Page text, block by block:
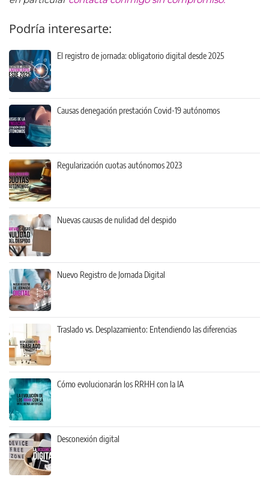
Podría interesarte:
El registro de jornada: obligatorio digital desde 2025
Causas denegación prestación Covid-19 autónomos
Regularización cuotas autónomos 2023
Nuevas causas de nulidad del despido
Nuevo Registro de Jornada Digital
Traslado vs. Desplazamiento: Entendiendo las diferencias
Cómo evolucionarán los RRHH con la IA
Desconexión digital